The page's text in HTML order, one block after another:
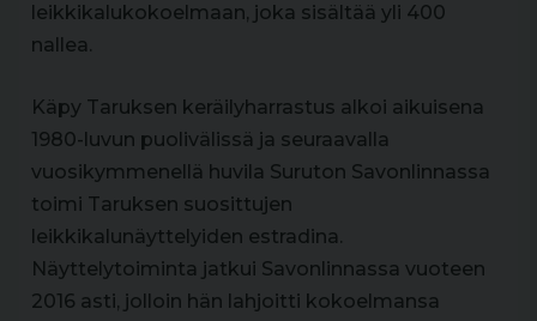
leikkikalukokoelmaan, joka sisältää yli 400
nallea.
Käpy Taruksen keräilyharrastus alkoi aikuisena
1980-luvun puolivälissä ja seuraavalla
vuosikymmenellä huvila Suruton Savonlinnassa
toimi Taruksen suosittujen
leikkikalunäyttelyiden estradina.
Näyttelytoiminta jatkui Savonlinnassa vuoteen
2016 asti, jolloin hän lahjoitti kokoelmansa